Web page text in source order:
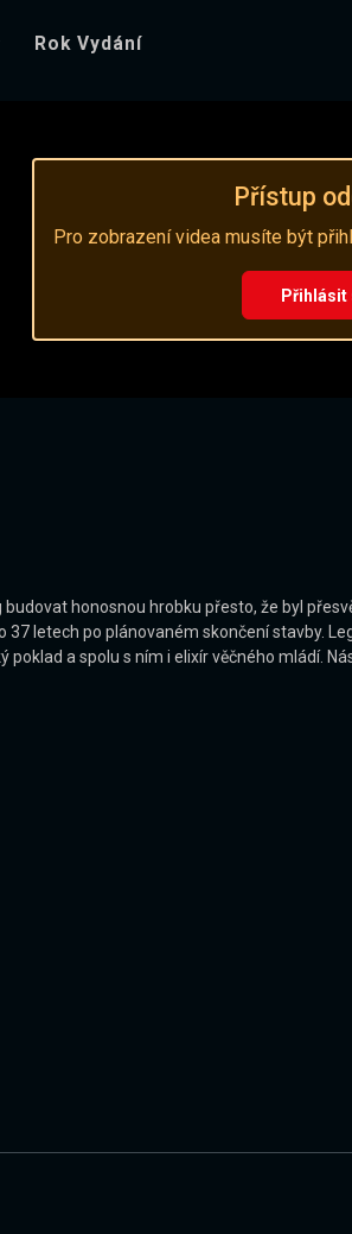
Rok Vydání
Přístup
Pro zobrazení videa musíte být
Přihlásit
honosnou hrobku přesto, že byl
letech po plánovaném skončení stavby.
poklad a spolu s ním i elixír věčného mládí.